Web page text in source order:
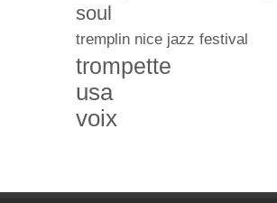
soul
tremplin nice jazz festival
trompette
usa
voix